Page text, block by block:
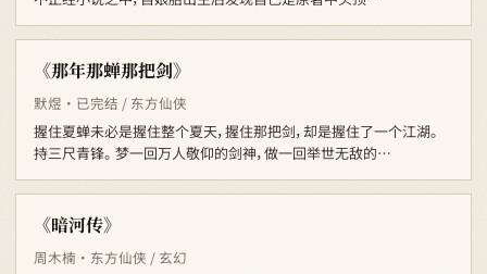
《那年那蝉那把剑》
默煜 · 已完结 / 东方仙侠
握住夏蝉未必是握住整个夏天，握住那把剑，却是握住了一个江湖。
持三尺青锋。 梦一回万人敬仰的剑神，做一回举世无敌的…
《暗河传》
周木楠 · 东方仙侠 / 玄幻